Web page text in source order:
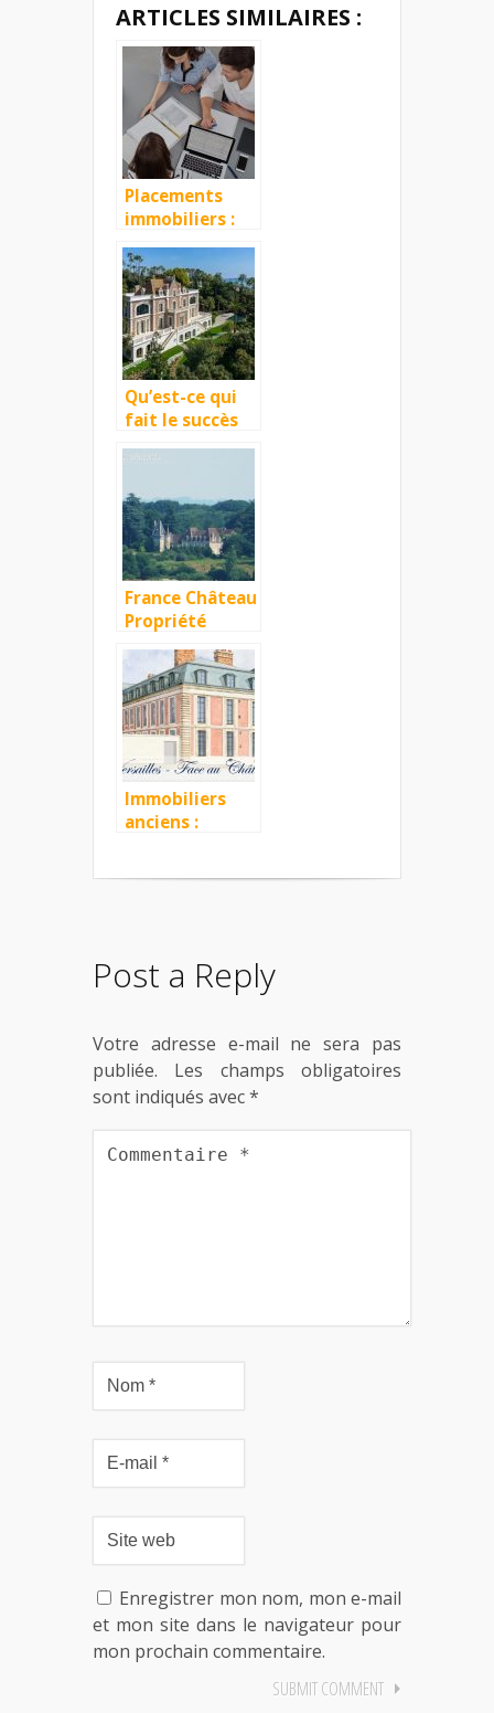
ARTICLES SIMILAIRES :
Placements
immobiliers :
les bons plans
pour investir
en 2017
Qu’est-ce qui
fait le succès
des ventes
entre
particuliers en
France par
rapport à
l’étranger ?
France Château
Propriété
Immobiliers
anciens :
Post a Reply
Votre adresse e-mail ne sera pas
publiée.
Les champs obligatoires
sont indiqués avec*
Enregistrer mon nom, mon e-mail
et mon site dans le navigateur pour
mon prochain commentaire.